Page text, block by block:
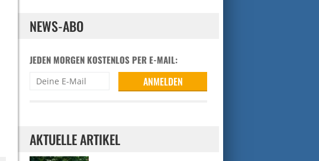
NEWS-ABO
JEDEN MORGEN KOSTENLOS PER E-MAIL:
AKTUELLE ARTIKEL